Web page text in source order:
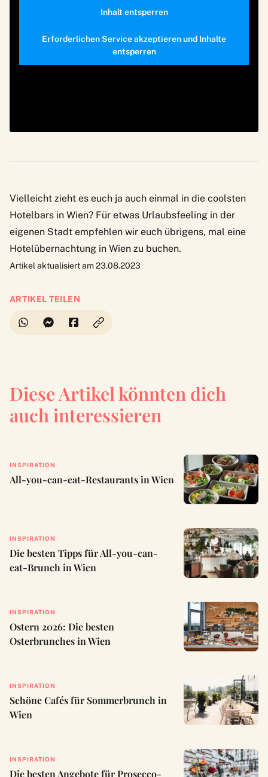
Inhalt entsperren
Erforderlichen Service akzeptieren und Inhalte
entsperren
Vielleicht zieht es euch ja auch einmal in die coolsten
Hotelbars in Wien? Für etwas Urlaubsfeeling in der
eigenen Stadt empfehlen wir euch übrigens, mal eine
Hotelübernachtung in Wien zu buchen.
Artikel aktualisiert am 23.08.2023
ARTIKEL TEILEN
Diese Artikel könnten dich
auch interessieren
INSPIRATION
All-you-can-eat-Restaurants in Wien
INSPIRATION
Die besten Tipps für All-you-can-
eat-Brunch in Wien
INSPIRATION
Ostern 2026: Die besten
Osterbrunches in Wien
INSPIRATION
Schöne Cafés für Sommerbrunch in
Wien
INSPIRATION
Die besten Angebote für Prosecco-